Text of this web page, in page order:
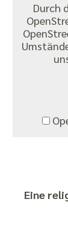
Durch
Eine